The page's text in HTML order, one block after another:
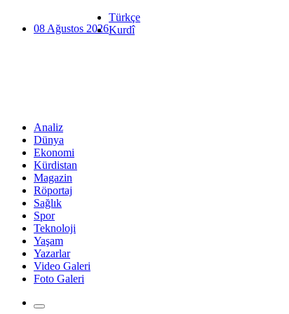
08 Ağustos 2026
Türkçe
Kurdî
Analiz
Dünya
Ekonomi
Kürdistan
Magazin
Röportaj
Sağlık
Spor
Teknoloji
Yaşam
Yazarlar
Video Galeri
Foto Galeri